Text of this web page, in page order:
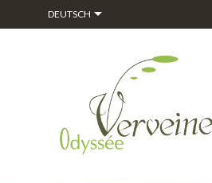
DEUTSCH